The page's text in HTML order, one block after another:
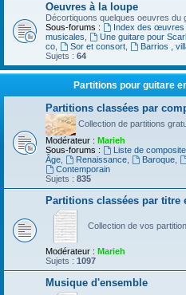
Oeuvres à la loupe
Décortiquons quelques oeuvres du
Sous-forums :
Index des œuvres
musicales
Une guitare pour
co
Sor et consort, Barrios ,
Sujets : 64
Partitions pour guitare
Partitions classées par
Collection de partitions
Modérateur : Marieh
Sous-forums :
Liste de
Âge
Renaissance, Baroque,
Contemporain
Sujets : 835
Partitions classées par titre
Collection de vos
Modérateur : Marieh
Sujets : 1097
Musique d'ensemble